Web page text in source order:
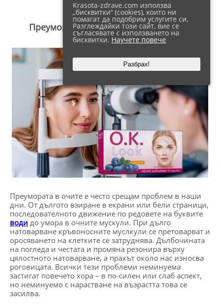
Преумора На Очите – До Какво Води?
Преумората в очите е често срещам проблем в наши
дни. От дългото взиране в екрани или бели страници,
последователното движение по редовете на буквите
води до умора в очните мускули. При дълго
натоварване кръвоносните муслкули се претоварват и
оросяването на клетките се затруднява. Дълбочината
на погледа и честата и промяна резонира върху
цялостното натоварване, а прахът около нас износва
роговицата. Всички тези проблеми неминуема
застигат повечето хора – в по-силен или слаб аспект,
но неминуемо с нарастване на възрастта това се
засилва.
Krasota-zdrave.com използва
„бисквитки“ (cookies), които ни
помагат да подобрим услугите си.
Разглеждайки този сайт, вие се
съгласявате с използването на
бисквитки. Научете повече
Разбрах!